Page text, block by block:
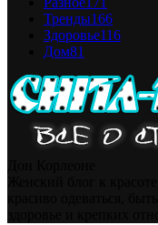
Тренды166
Здоровье116
Дом81